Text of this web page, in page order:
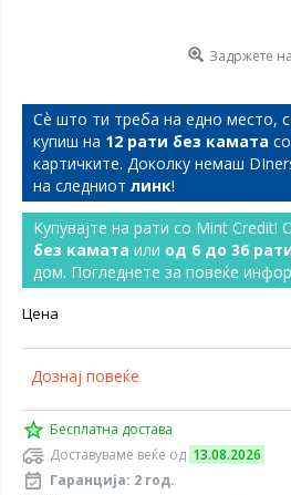
Задржете
Сѐ што ти треба на едно место,
купиш на 12 рати без камата
картичките. Доколку немаш
на следниот линк!
Купувајте на рати со Mint Credit!
без камата или од 6 до 36
дом. Погледнете за повеќе
Цена
Дознај повеќе
Бесплатна достава
Доставуваме веќе од 13.08.2026
Гаранција: 2 год.